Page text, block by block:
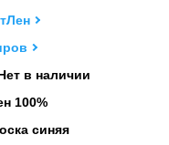
в наличии
100%
синяя